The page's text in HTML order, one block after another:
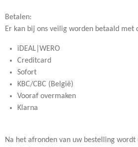
Betalen:
Er kan bij ons veilig worden betaald met
iDEAL|WERO
Creditcard
Sofort
KBC/CBC (België)
Vooraf overmaken
Klarna
Na het afronden van uw bestelling wordt